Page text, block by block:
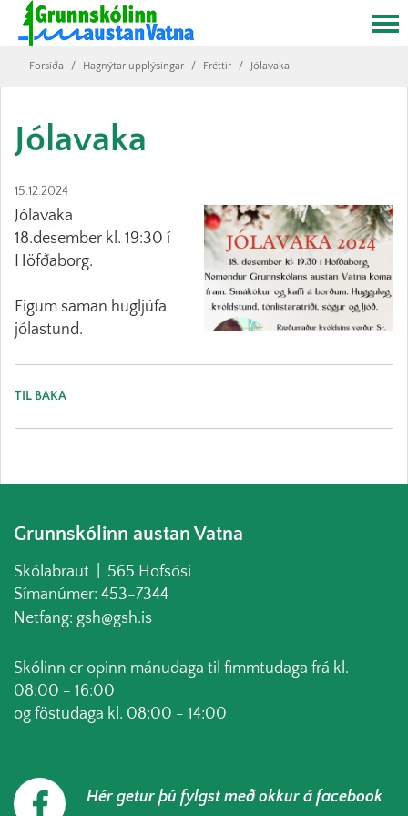
Forsíða / Hagnýtar upplýsingar / Fréttir / Jólavaka
Jólavaka
15.12.2024
Jólavaka
18.desember kl. 19:30 í
Höfðaborg.
Eigum saman hugljúfa
jólastund.
TIL BAKA
Grunnskólinn austan Vatna
Skólabraut | 565 Hofsósi
Símanúmer: 453-7344
Netfang: gsh@gsh.is
Skólinn er opinn mánudaga til fimmtudaga frá kl.
08:00 - 16:00
og föstudaga kl. 08:00 - 14:00
Hér getur þú fylgst með okkur á facebook